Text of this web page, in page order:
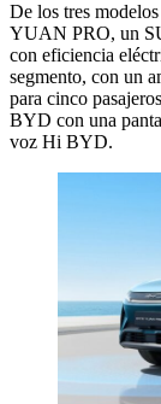
De los tres
YUAN PRO, un
con eficiencia
segmento, con un
para cinco
BYD con una
voz Hi BYD.